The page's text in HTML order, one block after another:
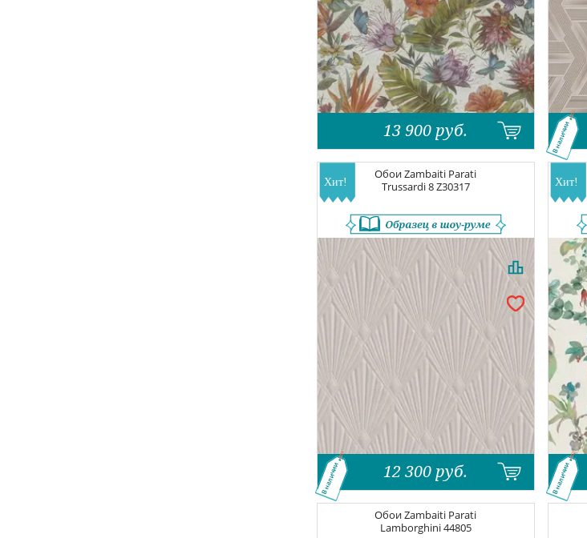
13 900 руб. В наличии
ОбоиZambaiti Parati
Trussardi 8Z30317
12 300 руб.
В наличии В наличии
ОбоиZambaiti Parati
Lamborghini44805